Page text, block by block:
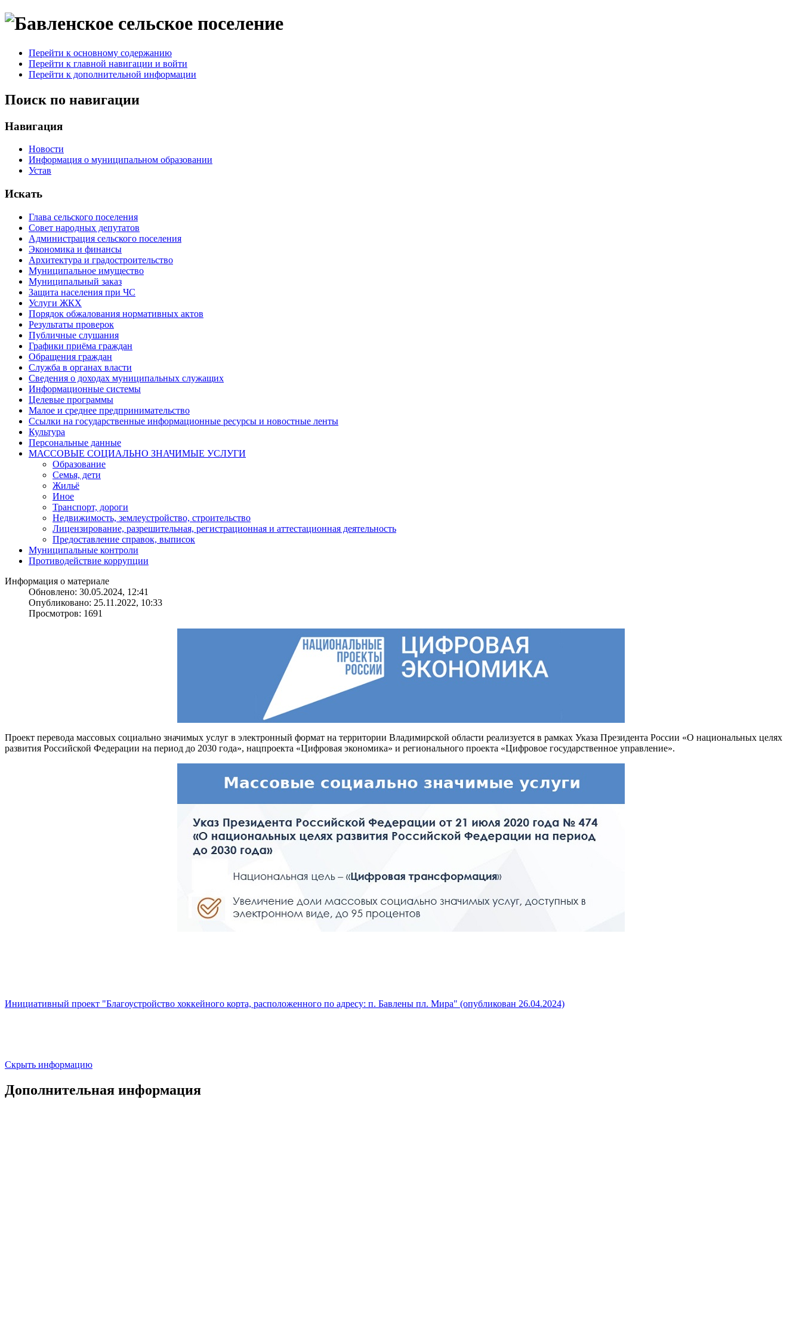
Перейти к основному содержанию
Перейти к главной навигации и войти
Перейти к дополнительной информации
Поиск по навигации
Навигация
Новости
Информация о муниципальном образовании
Устав
Искать
Глава сельского поселения
Совет народных депутатов
Администрация сельского поселения
Экономика и финансы
Архитектура и градостроительство
Муниципальное имущество
Муниципальный заказ
Защита населения при ЧС
Услуги ЖКХ
Порядок обжалования нормативных актов
Результаты проверок
Публичные слушания
Графики приёма граждан
Обращения граждан
Служба в органах власти
Сведения о доходах муниципальных служащих
Информационные системы
Целевые программы
Малое и среднее предпринимательство
Ссылки на государственные информационные ресурсы и новостные ленты
Культура
Персональные данные
МАССОВЫЕ СОЦИАЛЬНО ЗНАЧИМЫЕ УСЛУГИ
Образование
Семья, дети
Жильё
Иное
Транспорт, дороги
Недвижимость, землеустройство, строительство
Лицензирование, разрешительная, регистрационная и аттестационная деятельность
Предоставление справок, выписок
Муниципальные контроли
Противодействие коррупции
Информация о материале
Обновлено: 30.05.2024, 12:41
Опубликовано: 25.11.2022, 10:33
Просмотров: 1691
Проект перевода массовых социально значимых услуг в электронный формат на территории Владимирской области реализуется в рамках Указа Президента России «О национальных целях
развития Российской Федерации на период до 2030 года», нацпроекта «Цифровая экономика» и регионального проекта «Цифровое государственное управление».
Инициативный проект "Благоустройство хоккейного корта, расположенного по адресу: п. Бавлены пл. Мира" (опубликован 26.04.2024)
Скрыть информацию
Дополнительная информация